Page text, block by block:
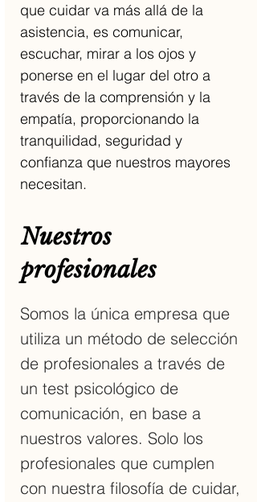
que cuidar va más allá de la
asistencia, es comunicar,
escuchar, mirar a los ojos y
ponerse en el lugar del otro a
través de la comprensión y la
empatía, proporcionando la
tranquilidad, seguridad y
confianza que nuestros mayores
necesitan.
Nuestros
profesionales
Somos la única empresa que
utiliza un método de selección
de profesionales a través de
un test psicológico de
comunicación, en base a
nuestros valores. Solo los
profesionales que cumplen
con nuestra filosofía de cuidar,